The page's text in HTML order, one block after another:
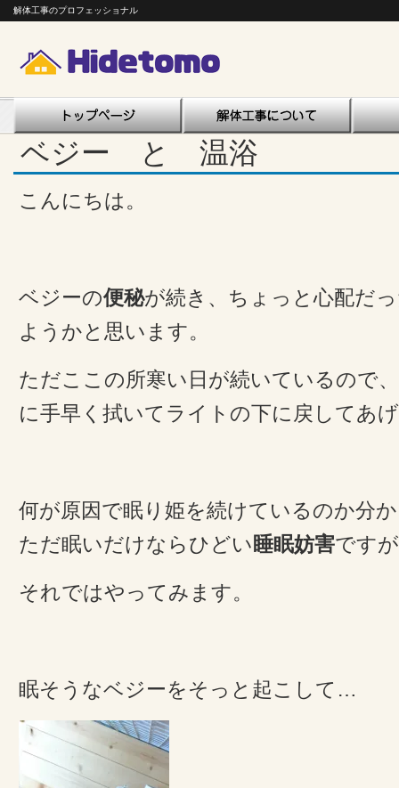
解体工事のプロフェッショナル
ベジー と 温浴
こんにちは。
ベジーの便秘が続き、ちょっと心配だ
ようかと思います。
ただここの所寒い日が続いているので、
に手早く拭いてライトの下に戻してあ
何が原因で眠り姫を続けているのか分
ただ眠いだけならひどい睡眠妨害です
それではやってみます。
眠そうなベジーをそっと起こして…